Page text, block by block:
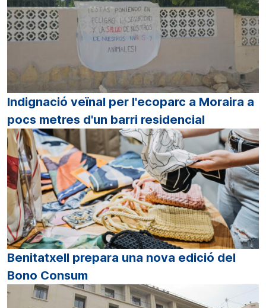
Indignació veïnal per l'ecoparc a Moraira a
pocs metres d'un barri residencial
Benitatxell prepara una nova edició del
Bono Consum